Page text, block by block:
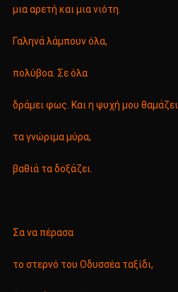
μια αρετή και μια νιότη.
Γαληνά λάμπουν όλα,
πολύβοα. Σε όλα
δράμει φως. Και η ψυχή μου θαμάζει
τα γνώριμα μύρα,
βαθιά τα δοξάζει.
Σα να πέρασα
το στερνό του Οδυσσέα ταξίδι,